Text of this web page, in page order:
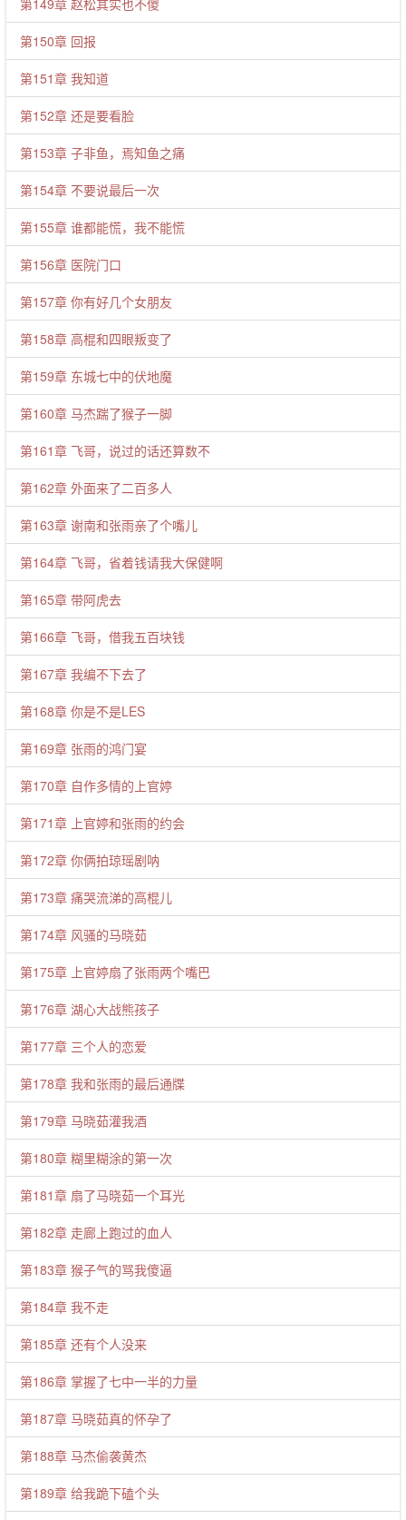
第149章 赵松其实也不傻
第150章 回报
第151章 我知道
第152章 还是要看脸
第153章 子非鱼，焉知鱼之痛
第154章 不要说最后一次
第155章 谁都能慌，我不能慌
第156章 医院门口
第157章 你有好几个女朋友
第158章 高棍和四眼叛变了
第159章 东城七中的伏地魔
第160章 马杰踹了猴子一脚
第161章 飞哥，说过的话还算数不
第162章 外面来了二百多人
第163章 谢南和张雨亲了个嘴儿
第164章 飞哥，省着钱请我大保健啊
第165章 带阿虎去
第166章 飞哥，借我五百块钱
第167章 我编不下去了
第168章 你是不是LES
第169章 张雨的鸿门宴
第170章 自作多情的上官婷
第171章 上官婷和张雨的约会
第172章 你俩拍琼瑶剧呐
第173章 痛哭流涕的高棍儿
第174章 风骚的马晓茹
第175章 上官婷扇了张雨两个嘴巴
第176章 湖心大战熊孩子
第177章 三个人的恋爱
第178章 我和张雨的最后通牒
第179章 马晓茹灌我酒
第180章 糊里糊涂的第一次
第181章 扇了马晓茹一个耳光
第182章 走廊上跑过的血人
第183章 猴子气的骂我傻逼
第184章 我不走
第185章 还有个人没来
第186章 掌握了七中一半的力量
第187章 马晓茹真的怀孕了
第188章 马杰偷袭黄杰
第189章 给我跪下磕个头